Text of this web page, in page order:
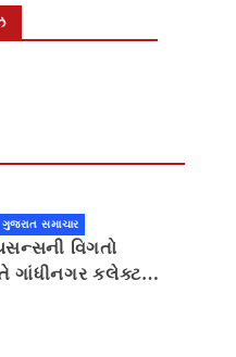
ગુજરાત સમાચાર
વિગતો
ગાંધીનગર કલેક્ટર